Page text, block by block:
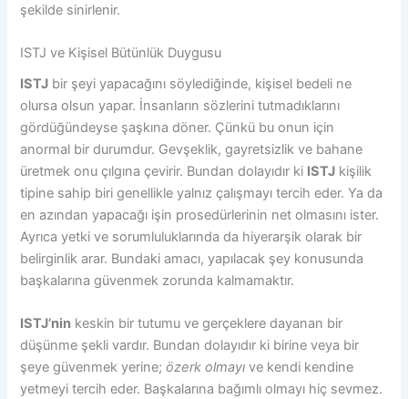
şekilde sinirlenir.
ISTJ ve Kişisel Bütünlük Duygusu
ISTJ bir şeyi yapacağını söylediğinde, kişisel bedeli ne
olursa olsun yapar. İnsanların sözlerini tutmadıklarını
gördüğündeyse şaşkına döner. Çünkü bu onun için
anormal bir durumdur. Gevşeklik, gayretsizlik ve bahane
üretmek onu çılgına çevirir. Bundan dolayıdır ki ISTJ kişilik
tipine sahip biri genellikle yalnız çalışmayı tercih eder. Ya da
en azından yapacağı işin prosedürlerinin net olmasını ister.
Ayrıca yetki ve sorumluluklarında da hiyerarşik olarak bir
belirginlik arar. Bundaki amacı, yapılacak şey konusunda
başkalarına güvenmek zorunda kalmamaktır.
ISTJ’nin keskin bir tutumu ve gerçeklere dayanan bir
düşünme şekli vardır. Bundan dolayıdır ki birine veya bir
şeye güvenmek yerine;özerk olmayı ve kendi kendine
yetmeyi tercih eder. Başkalarına bağımlı olmayı hiç sevmez.